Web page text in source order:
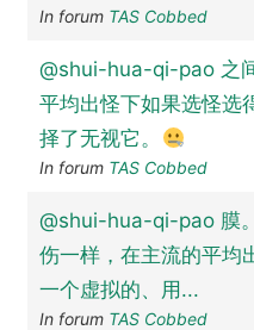
In forum TAS Cobbed
@shui-hua-qi-pao 之
平均出怪下如果选怪选
择了无视它。
In forum TAS Cobbed
@shui-hua-qi-pao 膜
伤一样，在主流的平均
一个虚拟的、用...
In forum TAS Cobbed